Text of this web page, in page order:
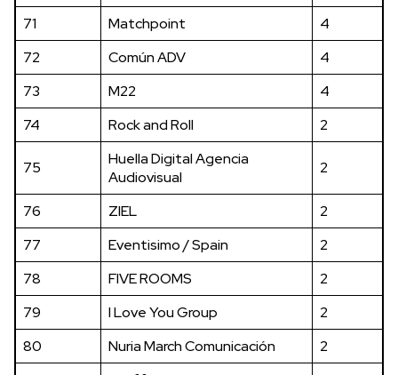
71
Matchpoint
4
72
Común ADV
4
73
M22
4
74
Rock and Roll 2
75
Huella Digital Agencia
Audiovisual
2
76 ZIEL
2
77
Eventisimo / Spain
2
78
FIVE ROOMS
2
79
I Love You Group
2
80
Nuria March Comunicación
2